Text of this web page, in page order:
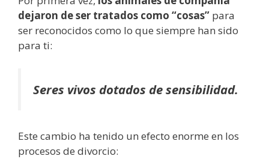
dejaron de ser tratados como “cosas” para
ser reconocidos como lo que siempre han sido
para ti:
Seres vivos dotados de sensibilidad.
Este cambio ha tenido un efecto enorme en los
procesos de divorcio: